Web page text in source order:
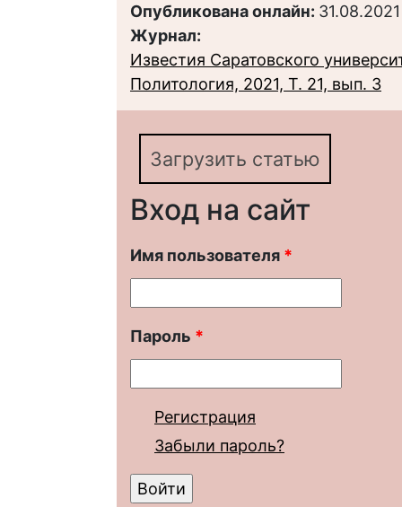
Опубликована онлайн: 31.08.2021
Журнал:
Известия Саратовского
Политология, 2021, Т. 21, вып. 3
Загрузить статью
Вход на сайт
Имя пользователя *
Пароль *
Регистрация
Забыли пароль?